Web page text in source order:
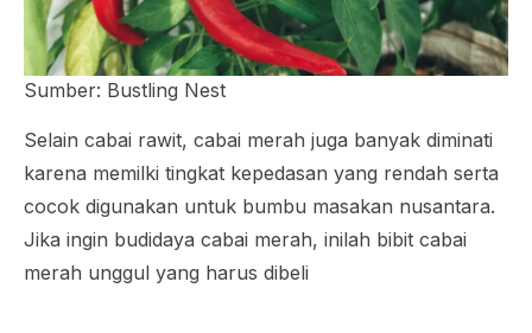
Sumber: Bustling Nest
Selain cabai rawit, cabai merah juga banyak diminati
karena memilki tingkat kepedasan yang rendah serta
cocok digunakan untuk bumbu masakan nusantara.
Jika ingin budidaya cabai merah, inilah bibit cabai
merah unggul yang harus dibeli